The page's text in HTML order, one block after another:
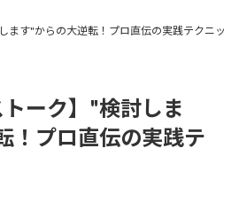
ます"からの大逆転！プロ直伝の実践テクニッ
トーク】"検討しま
！プロ直伝の実践テ